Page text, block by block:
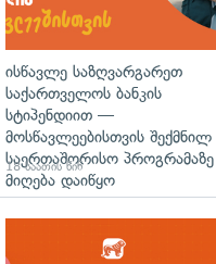
ისწავლე საზღვარგარეთ
საქართველოს ბანკის
სტიპენდიით —
მოსწავლეებისთვის შექმნილ
საერთაშორისო პროგრამაზე
მიღება დაიწყო
18 საათის წინ